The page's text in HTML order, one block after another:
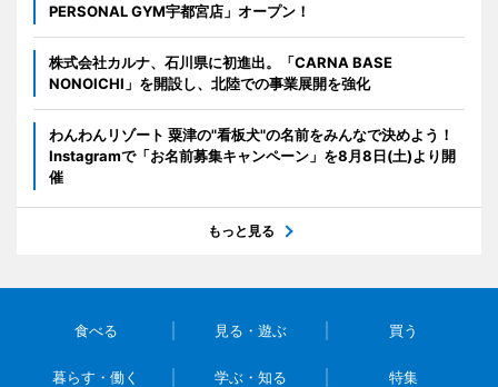
PERSONAL GYM宇都宮店」オープン！
株式会社カルナ、石川県に初進出。「CARNA BASE
NONOICHI」を開設し、北陸での事業展開を強化
わんわんリゾート 粟津の"看板犬"の名前をみんなで決めよう！
Instagramで「お名前募集キャンペーン」を8月8日(土)より開
催
もっと見る
食べる 見る・遊ぶ 買う
暮らす・働く 学ぶ・知る 特集